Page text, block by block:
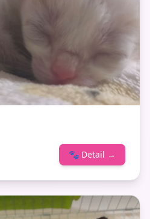
🐾 Detail →